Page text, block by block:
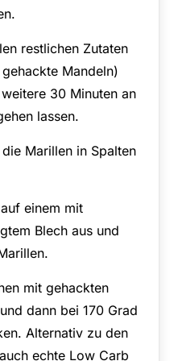
restlichen Zutaten
Mandeln)
30 Minuten an
lassen.
Marillen in Spalten
einem mit
Blech aus und
mit gehackten
dann bei 170 Grad
Alternativ zu den
echte Low Carb